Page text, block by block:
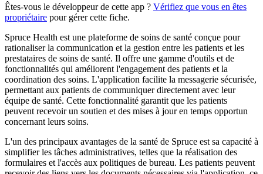
Êtes-vous le développeur de cette app ? Vérifiez que vous en êtes
propriétaire pour gérer cette fiche.
Spruce Health est une plateforme de soins de santé conçue pour
rationaliser la communication et la gestion entre les patients et les
prestataires de soins de santé. Il offre une gamme d'outils et de
fonctionnalités qui améliorent l'engagement des patients et la
coordination des soins. L'application facilite la messagerie sécurisée,
permettant aux patients de communiquer directement avec leur
équipe de santé. Cette fonctionnalité garantit que les patients
peuvent recevoir un soutien et des mises à jour en temps opportun
concernant leurs soins.
L'un des principaux avantages de la santé de Spruce est sa capacité à
simplifier les tâches administratives, telles que la réalisation des
formulaires et l'accès aux politiques de bureau. Les patients peuvent